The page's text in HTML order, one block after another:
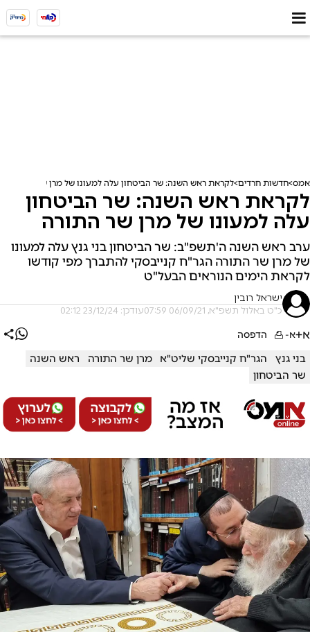
אמס חדשות חרדים לקראת ראש השנה: שר הביטחון עלה למעונו של מרן שר התורה
לקראת ראש השנה: שר הביטחון
עלה למעונו של מרן שר התורה
ערב ראש השנה ה'תשפ"ב: שר הביטחון בני גנץ עלה למעונו
של מרן שר התורה הגר"ח קנייבסקי להתברך מפי קודשו
לקראת הימים הנוראים הבעל"ט
ישראל רובין
כ"ט באלול תשפ"א, 06/09/21 07:59 עודכן: 23/12/24 02:12
א+א- הדפסה
בני גנץ הגר"ח קנייבסקי שליט"א מרן שר התורה
ראש השנה
שר הביטחון